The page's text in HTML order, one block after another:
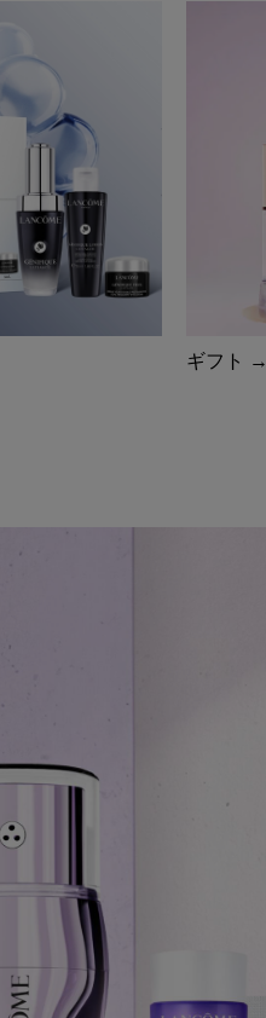
ギフト →